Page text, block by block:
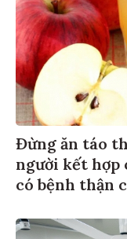
Đừng ăn táo
người kết hợp
có bệnh thận